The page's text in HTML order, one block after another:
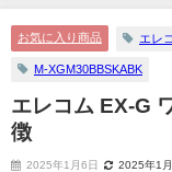
お気に入り商品 エレ
M-XGM30BBSKABK
エレコム EX-G
徴
2025年1月6日 2025年1